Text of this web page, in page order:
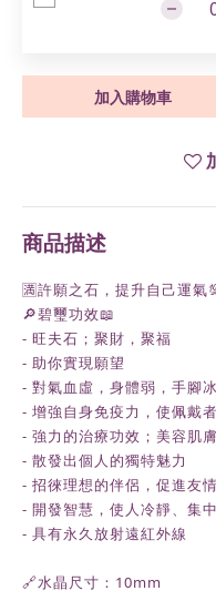
加入購物車
商品描述
🈵許願之石，提升自己運氣
🔎碧璽功效📖
- 旺夫石；聚財，聚福
- 助你實現願望
- 對氣血虛，身體弱，手腳冰
- 增強自身免疫力，使佩戴
- 強力的治療功效；美容肌膚
- 散發出個人的獨特魅力
- 招徠理想的伴侶，促進友
- 開發智慧，使人冷靜、集
- 具有永久放射遠紅外線
🔗水晶尺寸：10mm